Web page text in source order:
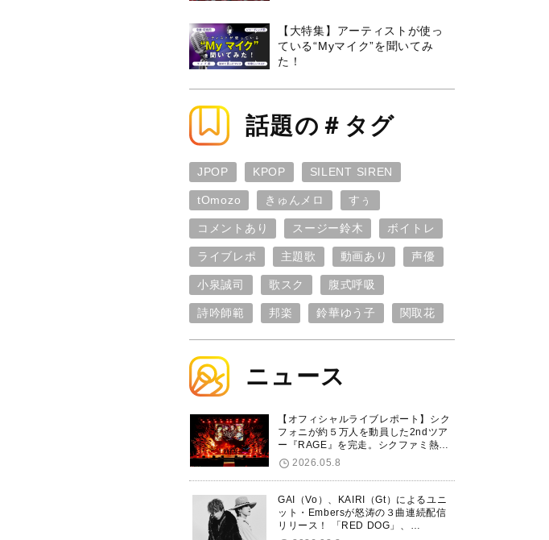
【大特集】アーティストが使っ
ている“Myマイク”を聞いてみ
た！
話題の＃タグ
JPOP KPOP SILENT SIREN
tOmozo きゅんメロ すぅ
コメントあり スージー鈴木 ボイトレ
ライブレポ 主題歌 動画あり 声優
小泉誠司 歌スク 腹式呼吸
詩吟師範 邦楽 鈴華ゆう子 関取花
ニュース
【オフィシャルライブレポート】シク
フォニが約５万人を動員した2ndツア
ー『RAGE』を完走。シクファミ熱狂
のKアリーナ横浜ファイナル公演の模
様をお届け！
2026.05.8
GAI（Vo）、KAIRI（Gt）によるユニ
ット・Embersが怒涛の３曲連続配信
リリース！ 「RED DOG」、